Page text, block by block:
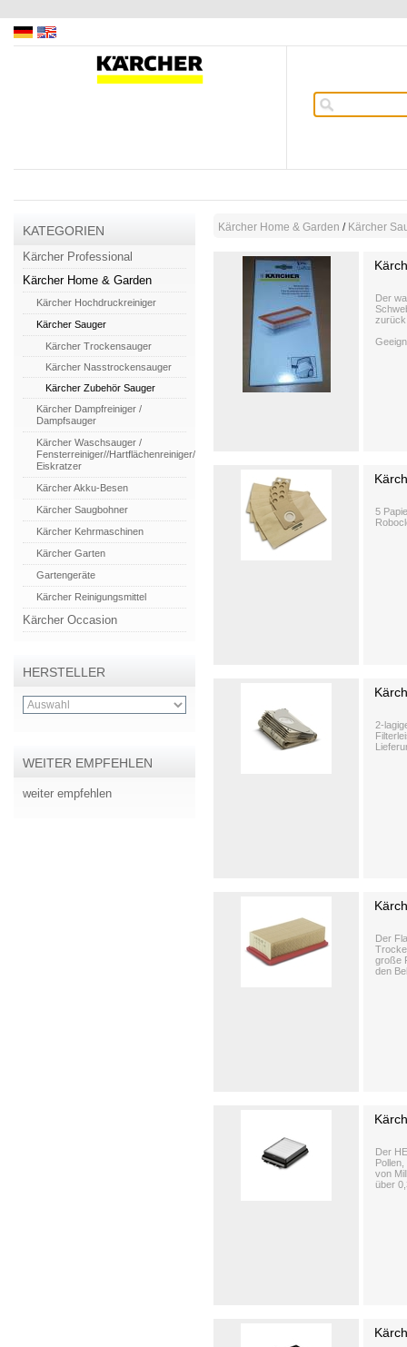
KATEGORIEN
Kärcher Professional
Kärcher Home & Garden
Kärcher Hochdruckreiniger
Kärcher Sauger
Kärcher Trockensauger
Kärcher Nasstrockensauger
Kärcher Zubehör Sauger
Kärcher Dampfreiniger /
Dampfsauger
Kärcher Waschsauger /
Fensterreiniger//Hartflächenreiniger/
Eiskratzer
Kärcher Akku-Besen
Kärcher Saugbohner
Kärcher Kehrmaschinen
Kärcher Garten
Gartengeräte
Kärcher Reinigungsmittel
Kärcher Occasion
HERSTELLER
WEITER EMPFEHLEN
weiter empfehlen
Kärcher Home & Garden / Kärcher
Der
5
2-
Der
große
den
Der
von
über